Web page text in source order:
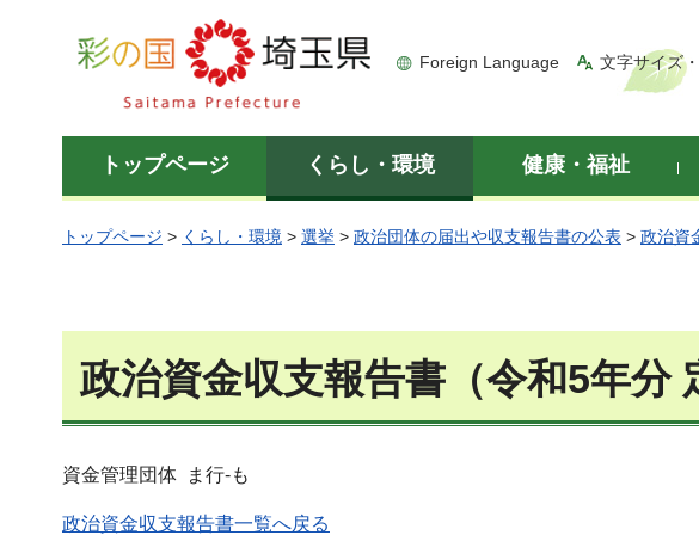
彩の国 埼玉県
Foreign Language 文字サイズ
トップページ くらし・環境 健康・福祉
トップページ > くらし・環境 > 選挙 > 政治団体の届出や収支報告書の公表 > 政治資
政治資金収支報告書（令和5年分
資金管理団体 ま行-も
政治資金収支報告書一覧へ戻る